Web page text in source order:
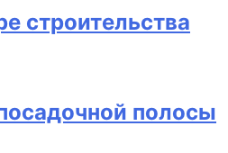
строительства
полосы